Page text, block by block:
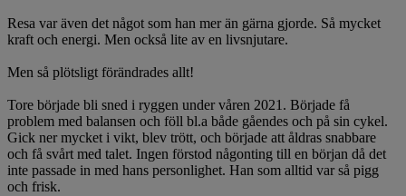
Resa var även det något som han mer än gärna gjorde. Så mycket
kraft och energi. Men också lite av en livsnjutare.
Men så plötsligt förändrades allt!
Tore började bli sned i ryggen under våren 2021. Började få
problem med balansen och föll bl.a både gåendes och på sin cykel.
Gick ner mycket i vikt, blev trött, och började att åldras snabbare
och få svårt med talet. Ingen förstod någonting till en början då det
inte passade in med hans personlighet. Han som alltid var så pigg
och frisk.